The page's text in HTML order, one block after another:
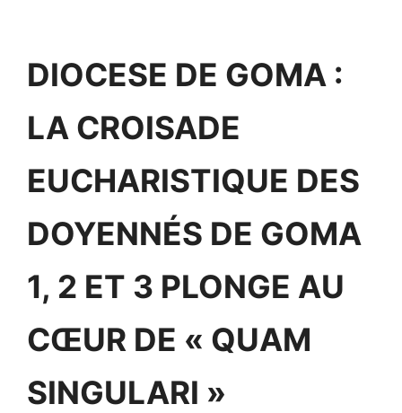
DIOCESE DE GOMA :
LA CROISADE
EUCHARISTIQUE DES
DOYENNÉS DE GOMA
1, 2 ET 3 PLONGE AU
CŒUR DE « QUAM
SINGULARI »